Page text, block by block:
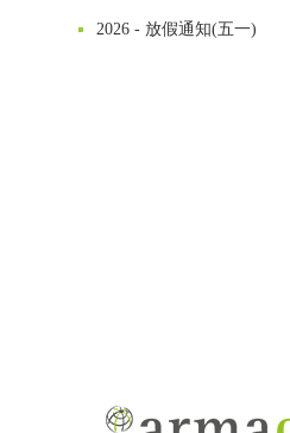
2026 - 放假通知(五一)